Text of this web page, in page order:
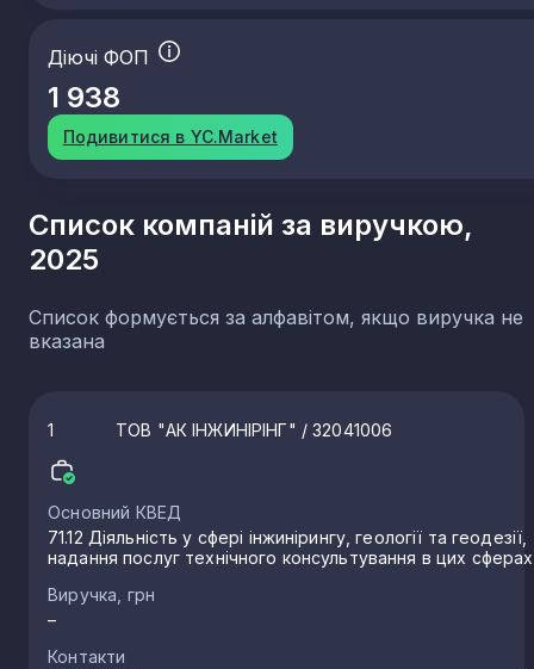
Діючі ФОП
1 938
Подивитися в YC.Market
Список компаній за виручкою,
2025
Список формується за алфавітом, якщо виручка не
вказана
1 ТОВ "АК ІНЖИНІРІНГ" / 32041006
Основний КВЕД
71.12 Діяльність у сфері інжинірингу, геології та геодезії,
надання послуг технічного консультування в цих сферах
Виручка, грн
–
Контакти